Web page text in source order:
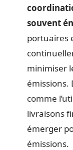
souvent
portuaires
minimiser
émissions.
comme
livraisons
émerger
émissions.